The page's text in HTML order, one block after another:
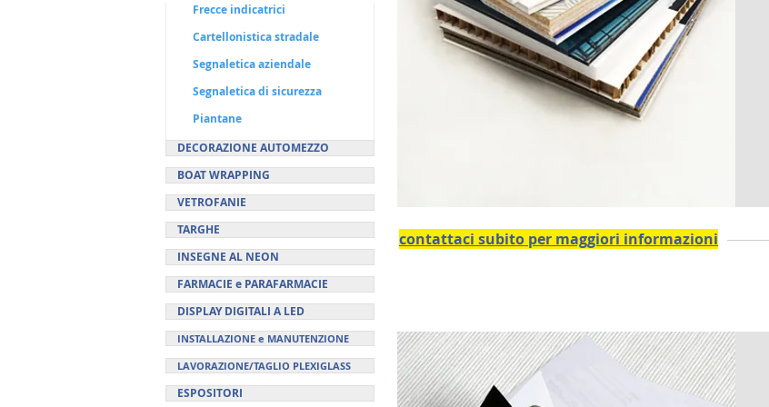
contattaci subito per maggiori informazioni
Frecce indicatrici
Cartellonistica stradale
Segnaletica aziendale
Segnaletica di sicurezza
Piantane
DECORAZIONE AUTOMEZZO
BOAT WRAPPING
VETROFANIE
TARGHE
INSEGNE AL NEON
FARMACIE e PARAFARMACIE
DISPLAY DIGITALI A LED
INSTALLAZIONE e MANUTENZIONE
LAVORAZIONE/TAGLIO PLEXIGLASS
ESPOSITORI